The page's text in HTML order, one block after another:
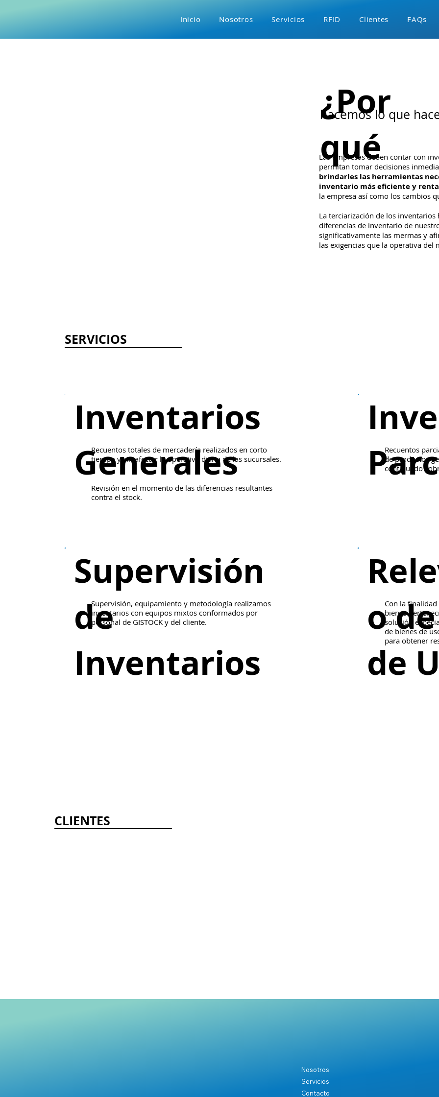
Inicio Nosotros Servicios RFID Clientes FAQs
Las empresas deben contar con
permitan tomar decisiones
brindarles las herramientas
inventario más eficiente y
la empresa así como los cambios
La terciarización de los
diferencias de inventario de
significativamente las mermas y
las exigencias que la operativa del
¿Por
qué
hacemos lo que
Inventarios
Generales
Recuentos totales de mercadería realizados en corto
tiempo y sin afectar la operativa diaria de las sucursales.
Revisión en el momento de las diferencias resultantes
contra el stock.
Recuentos
de productos
continuado
o
de
Con la
bienes
solución
de bienes de
para obtener
Supervisión
de
Inventarios
Supervisión, equipamiento y metodología realizamos
inventarios con equipos mixtos conformados por
personal de GISTOCK y del cliente.
SERVICIOS
CLIENTES
Nosotros
Servicios
Contacto